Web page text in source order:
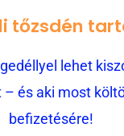
tőzsdén
lehet
és aki most
befizetésére!